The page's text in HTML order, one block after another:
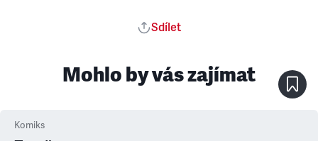
Sdílet
Mohlo by vás zajímat
Komiks